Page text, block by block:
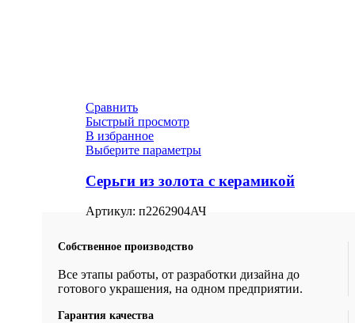
Сравнить
Быстрый просмотр
В избранное
Выберите параметры
Серьги из золота с керамикой
Артикул: п2262904АЧ
Собственное производство
Все этапы работы, от разработки дизайна до
готового украшения, на одном предприятии.
Гарантия качества